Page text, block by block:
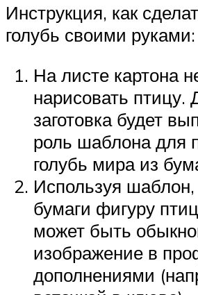
Инструкция, как
голубь своими руками:
На листе картона
нарисовать птицу.
заготовка будет
роль шаблона для
голубь мира из
Используя
бумаги фигуру
может быть
изображение в
дополнениями